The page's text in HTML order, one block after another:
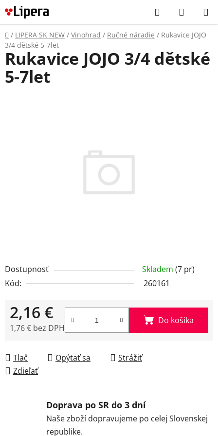
Prejsť
na
obsah
Hľadať
KOŠÍK
Domov
/ LIPERA SK NEW / Vinohrad / Ručné náradie / Rukavice JOJO
3/4 dětské 5-7let
Dostupnosť Skladem (7 pr)
Kód:
260161
2,16 €
1,76 € bez DPH
Do košíka
Tlač Opýtať sa
Strážiť
Zdieľať
Rukavice JOJO 3/4 dětské
5-7let
Doprava po SR do 3 dní
Naše zboží dopravujeme po celej Slovenskej
republike.